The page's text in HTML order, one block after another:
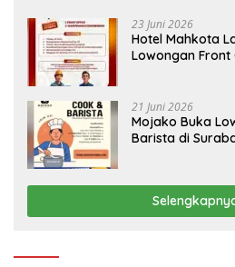
23 Juni 2026
Hotel Mahkota
Lowongan Front
21 Juni 2026
Mojako Buka
Barista di